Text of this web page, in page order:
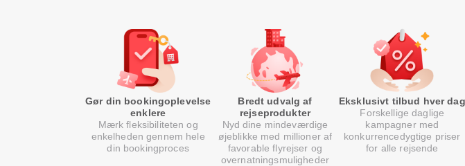
Gør din bookingoplevelse
enklere
Mærk fleksibiliteten og
enkelheden gennem hele
din bookingproces
Bredt udvalg af
rejseprodukter
Nyd dine mindeværdige
øjeblikke med millioner af
favorable flyrejser og
overnatningsmuligheder
Eksklusivt tilbud hver dag
Forskellige daglige
kampagner med
konkurrencedygtige priser
for alle rejsende